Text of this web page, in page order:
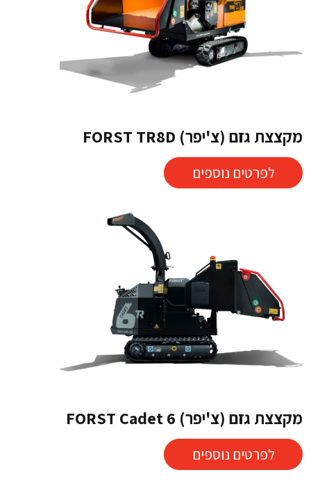
מקצצת גזם (צ'יפר) FORST TR8D
לפרטים נוספים
מקצצת גזם (צ'יפר) FORST Cadet 6
לפרטים נוספים